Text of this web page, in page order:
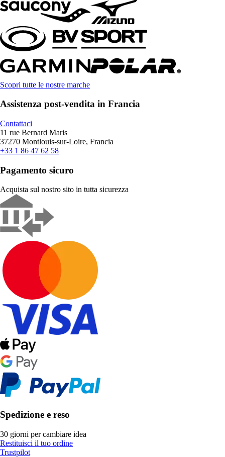
Scopri tutte le nostre marche
Assistenza post-vendita in Francia
Contattaci
11 rue Bernard Maris
37270 Montlouis-sur-Loire, Francia
+33 1 86 47 62 58
Pagamento sicuro
Acquista sul nostro sito in tutta sicurezza
Spedizione e reso
30 giorni per cambiare idea
Restituisci il tuo ordine
Trustpilot